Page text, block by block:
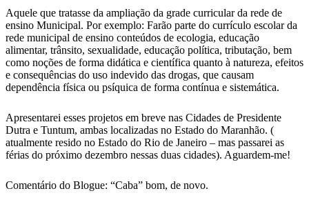
Aquele que tratasse da ampliação da grade curricular da rede de
ensino Municipal. Por exemplo: Farão parte do currículo escolar da
rede municipal de ensino conteúdos de ecologia, educação
alimentar, trânsito, sexualidade, educação política, tributação, bem
como noções de forma didática e científica quanto à natureza, efeitos
e consequências do uso indevido das drogas, que causam
dependência física ou psíquica de forma contínua e sistemática.
Apresentarei esses projetos em breve nas Cidades de Presidente
Dutra e Tuntum, ambas localizadas no Estado do Maranhão. (
atualmente resido no Estado do Rio de Janeiro – mas passarei as
férias do próximo dezembro nessas duas cidades). Aguardem-me!
Comentário do Blogue: “Caba” bom, de novo.